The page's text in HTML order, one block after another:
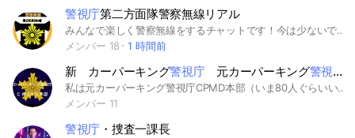
警視庁第二方面隊警察無線リアル
みんなで楽しく警察無線をするチャットです！今は少ないですが皆さんが入ってくれればもっと楽しくなると思うのでよろしくお願いします、！( . .)"‬ #警察無線#警察#無線#リアル#警視庁
メンバー 18
1 時間前
新 カーパーキング警視庁元カーパーキング警視庁
私は元カーパーキング警視庁CPMD本部（いま80人ぐらいいるやつ）の元本部長です。今から何ヶ月か前私はLINEのアカウントが消え、カーパーキング警視庁CPMD本部から一度退出していました。そこで仮の本部長になったのが 「CPMD〆藤永警視総監」です。そして最近私はLINEのアカウントを新しく作り入ったものの入って早々に藤永に消されてしまいました。その後なんとか入るもののまた藤永に消され、他の副感を持っている人も消されてしまいました。そこで新しくカーパーキング警視庁本部を作ろうと決心したのです。約3年間積み上げできたものを見捨てるのは心苦しいですが、これ以上どうにもできないと思い新しく作ることにしました。 できれば今藤永が仕切ってるカーパーキング警視庁CPMD本部を取り戻したいです。皆様のご協力をお待ちしています。また人数を集めてどうにかあのオープンチャットを取り戻したいです。皆様のご入隊心よりお待ちしております。‼︎‼︎
メンバー 11
警視庁 ・捜査一課長